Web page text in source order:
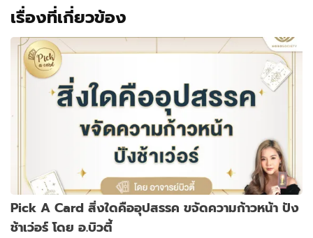
เรื่องที่เกี่ยวข้อง
Pick A Card สิ่งใดคืออุปสรรค ขจัดความก้าวหน้า ปัง
ช้าเว่อร์ โดย อ.บิวตี้